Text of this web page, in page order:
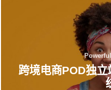
跨境电商POD独